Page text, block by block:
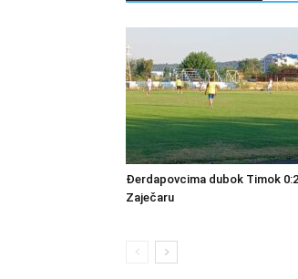
Đerdapovcima dubok Timok
Zaječaru